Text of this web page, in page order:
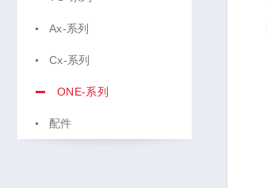
Ax-系列
Cx-系列
ONE-系列
配件